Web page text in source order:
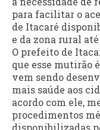
para facilitar o
de Itacaré
e da zona rural até
O prefeito de
que esse mutirão
vem sendo
mais saúde aos
acordo com ele,
procedimentos
disponibilizadas